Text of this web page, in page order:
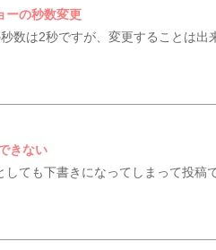
ーの秒数変更
数は2秒ですが、変更することは
きない
しても下書きになってしまって投稿